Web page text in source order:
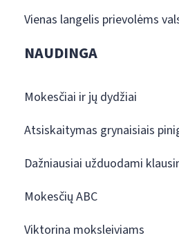
Vienas langelis prievolėms
NAUDINGA
Mokesčiai ir jų dydžiai
Atsiskaitymas grynaisiais
Dažniausiai užduodami
Mokesčių ABC
Viktorina moksleiviams